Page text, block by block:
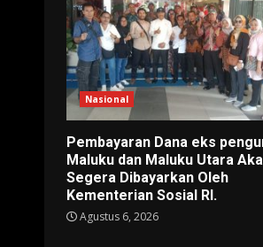
Nasional
Pembayaran Dana eks
Maluku dan Maluku Utara
Segera Dibayarkan Oleh
Kementerian Sosial RI.
Agustus 6, 2026